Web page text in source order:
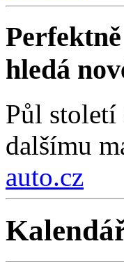
hledá
Půl století
dalšímu
auto.cz